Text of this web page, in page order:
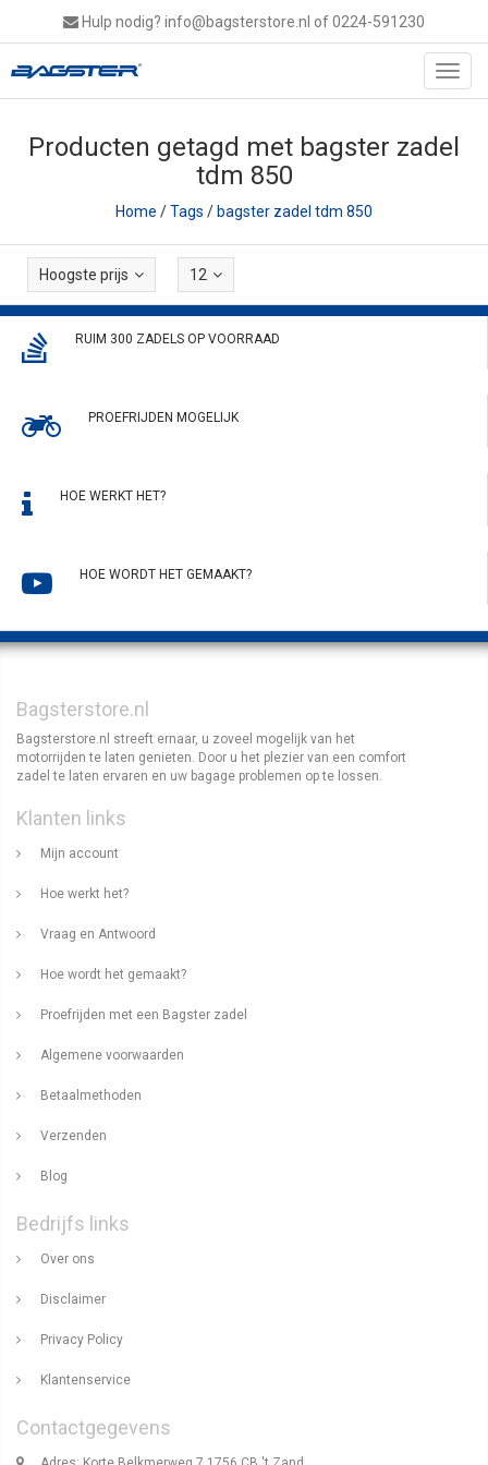
Hulp nodig? info@bagsterstore.nl of 0224-591230
Producten getagd met bagster zadel
tdm 850
Home /Tags /bagster zadel tdm 850
Hoogste prijs 12
RUIM 300 ZADELS OP VOORRAAD
PROEFRIJDEN MOGELIJK
HOE WERKT HET?
HOE WORDT HET GEMAAKT?
Bagsterstore.nl
Bagsterstore.nl streeft ernaar, u zoveel mogelijk van het
motorrijden te laten genieten. Door u het plezier van een comfort
zadel te laten ervaren en uw bagage problemen op te lossen.
Klanten links
Mijn account
Hoe werkt het?
Vraag en Antwoord
Hoe wordt het gemaakt?
Proefrijden met een Bagster zadel
Algemene voorwaarden
Betaalmethoden
Verzenden
Blog
Bedrijfs links
Over ons
Disclaimer
Privacy Policy
Klantenservice
Contactgegevens